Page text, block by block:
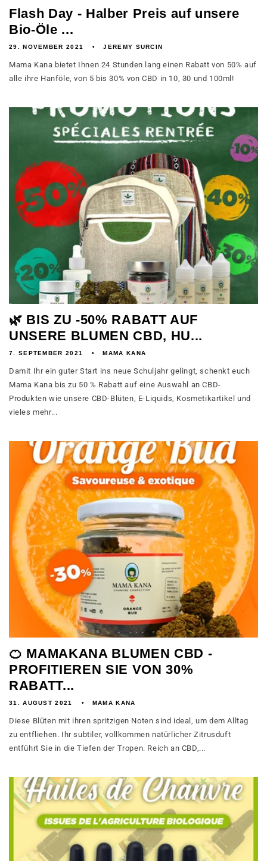
Flash Day - Halber Preis auf unsere
Bio-Öle ...
29. NOVEMBER 2021 JEREMY SURCIN
Mama Kana bietet Ihnen 24 Stunden lang einen Rabatt von 50% auf
alle ihre Hanföle, von 5 bis 30% von CBD in 10, 30 und 100ml!
🌿 BIS ZU -50% RABATT AUF
UNSERE BLUMEN CBD, HU...
7. SEPTEMBER 2021 MAMA KANA
Damit Ihr ein guter Start ins neue Schuljahr gelingt, schenkt euch
Mama Kana bis zu 50 % Rabatt auf eine Auswahl an CBD-
Produkten wie unsere CBD-Blüten, E-Liquids, Kosmetikartikel und
vieles mehr...
🍊 MAMAKANA BLUMEN CBD -
PROFITIEREN SIE VON 30%
RABATT...
31. AUGUST 2021 MAMA KANA
Diese Blüten mit ihren spritzigen Noten sind ideal, um dem Alltag
zu entfliehen. Ihr subtiler, vollkommen natürlicher Zitrusduft
entführt Sie in die Tiefen der Tropen. Reich an CBD,...